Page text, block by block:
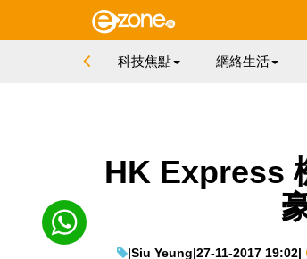
科技焦點 網絡生活
HK Express
|Siu Yeung|27-11-2017 19:02|